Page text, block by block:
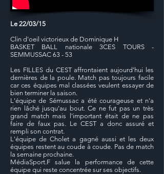
Le 22/03/15
Clin d'oeil victorieux de Dominique H
BASKET BALL nationale 3CES TOURS -
SEMMUSSAC 63 - 53
Les FILLES du CEST affrontaient aujourd'hui les
dernières de la poule. Match pas toujours facile
car ces équipes mal classées veulent essayer de
bien terminer la saison.
L'équipe de Sémussac a été courageuse et n'a
rien lâché jusqu'au bout. Ce ne fut pas un très
grand match mais l'important était de ne pas
faire de faux pas. Le CEST a donc assuré et
rempli son contrat.
L'équipe de Cholet a gagné aussi et les deux
équipes restent au coude à coude. Pas de match
la semaine prochaine.
MédiaSport.F salue la performance de cette
équipe qui reste concentrée sur ses objectifs.